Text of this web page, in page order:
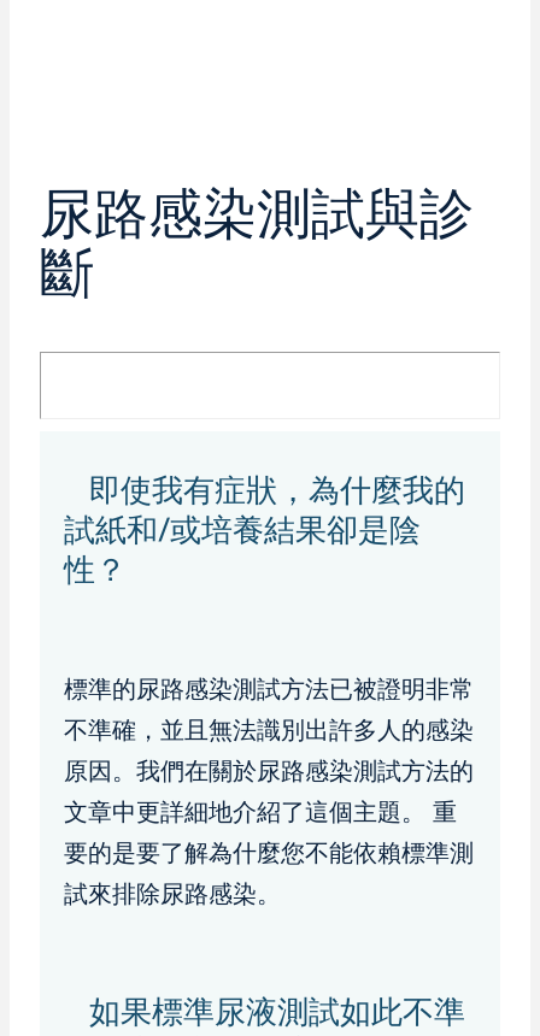
尿路感染測試與診
斷
即使我有症狀，為什麼我的
試紙和/或培養結果卻是陰
性？
標準的尿路感染測試方法已被證明非常
不準確，並且無法識別出許多人的感染
原因。我們在關於尿路感染測試方法的
文章中更詳細地介紹了這個主題。 重
要的是要了解為什麼您不能依賴標準測
試來排除尿路感染。
如果標準尿液測試如此不準